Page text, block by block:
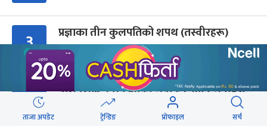
३ प्रज्ञाका तीन कुलपतिको शपथ (तस्वीरहरू)
४
बालेनलाई मनीष झाको जवाफ : महान जनादेश
पाएको सरकार एक्लो छैन
ताजा अपडेट ट्रेन्डिङ प्रोफाइल सर्च